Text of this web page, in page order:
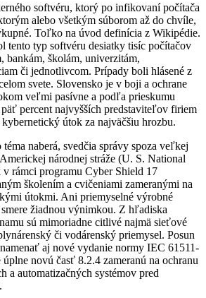
softvéru, ktorý po infikovaní počítača
alebo všetkým súborom až do chvíle,
Toľko na úvod definícia z Wikipédie.
tento typ softvéru desiatky tisíc počítačov
bankám, školám, univerzitám,
či jednotlivcom. Prípady boli hlásené z
svete. Slovensko je v boji a ochrane
veľmi pasívne a podľa prieskumu
percent najvyšších predstaviteľov firiem
útok za najväčšiu hrozbu.
naberá, svedčia správy spoza veľkej
národnej stráže (U. S. National
rámci programu Cyber Shield 17
školením a cvičeniami zameranými na
útokmi. Ani priemyselné výrobné
žiadnou výnimkou. Z hľadiska
sú mimoriadne citlivé najmä sieťové
či vodárenský priemysel. Posun
aj nové vydanie normy IEC 61511-
novú časť 8.2.4 zameranú na ochranu
a automatizačných systémov pred